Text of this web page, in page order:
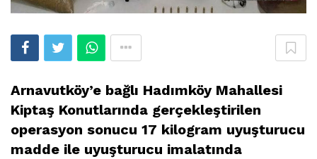
Arnavutköy’e bağlı Hadımköy Mahallesi
Kiptaş Konutlarında gerçekleştirilen
operasyon sonucu 17 kilogram uyuşturucu
madde ile uyuşturucu imalatında